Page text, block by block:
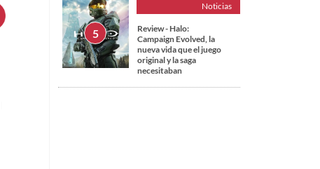
Noticias
Review - Halo:
Campaign Evolved, la
nueva vida que el juego
original y la saga
necesitaban